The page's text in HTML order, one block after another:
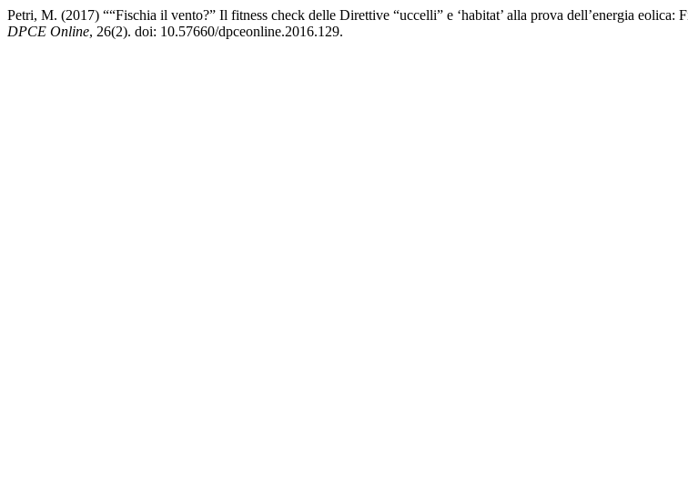
Petri, M. (2017) ““Fischia il vento?” Il fitness check delle Direttive “uccelli” e ‘habitat’ alla prova dell’energia
DPCE Online, 26(2). doi: 10.57660/dpceonline.2016.129.